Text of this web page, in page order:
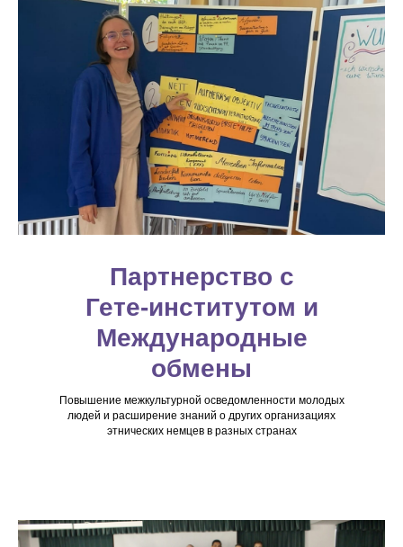
Партнерство с
Гете-институтом и
Международные
обмены
Повышение межкультурной осведомленности молодых
людей и расширение знаний о других организациях
этнических немцев в разных странах